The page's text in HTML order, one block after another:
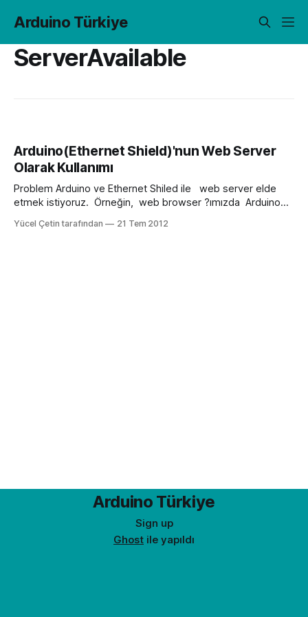
Arduino Türkiye
ServerAvailable
Arduino(Ethernet Shield)'nun Web Server
Olarak Kullanımı
Problem Arduino ve Ethernet Shiled ile web server elde
etmek istiyoruz. Örneğin, web browser ?ımızda Arduino
değerleri görüntülemek istiyoruz. Çözüm Önceki twitter
Yücel Çetin tarafından 21 Tem 2012
Arduino Türkiye
Sign up
Ghost ile yapıldı